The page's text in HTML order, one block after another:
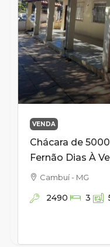
VENDA
Chácara de
Fernão Dias À
Cambuí - MG
2490 3